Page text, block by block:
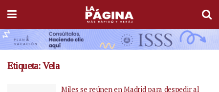
Etiqueta:Vela
Miles se reúnen en Madrid para despedir al